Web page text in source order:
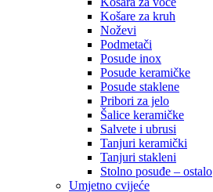
Košare za kruh
Noževi
Podmetači
Posude inox
Posude keramičke
Posude staklene
Pribori za jelo
Šalice keramičke
Salvete i ubrusi
Tanjuri keramički
Tanjuri stakleni
Stolno posuđe – ostalo
Umjetno cvijeće